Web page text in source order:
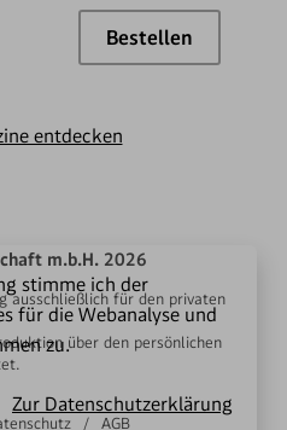
stimme ich der
für die Webanalyse und
zu.
Zur Datenschutzerklärung
BestellenForschung #9
entdecken
m.b.H. 2026
ausschließlich für den privaten
über den persönlichen
AGB